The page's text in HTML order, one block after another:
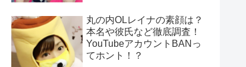
丸の内OLレイナの素顔は？
本名や彼氏など徹底調査！
YouTubeアカウントBANっ
てホント！？